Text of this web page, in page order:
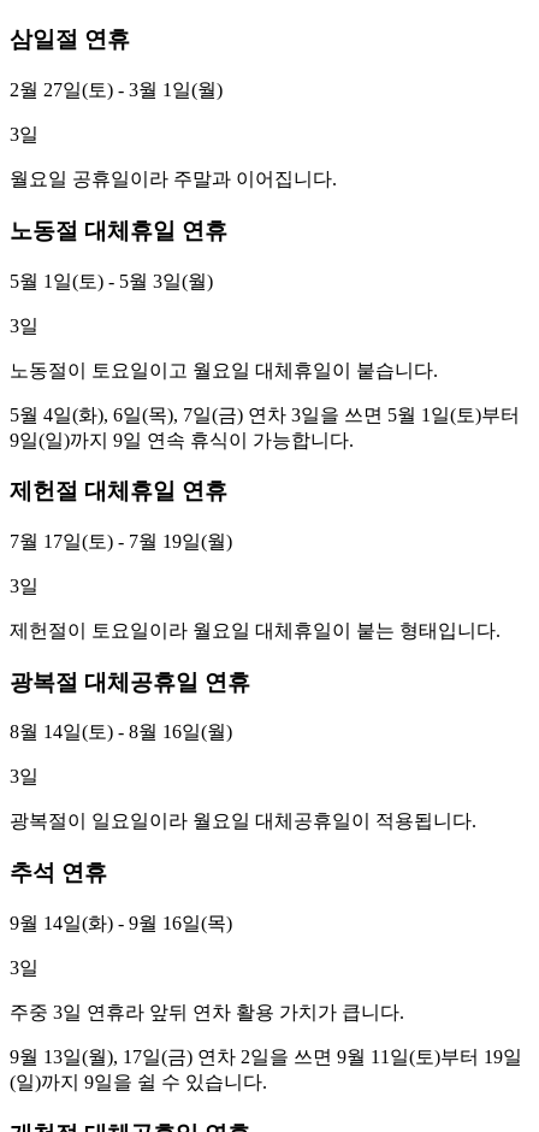
삼일절 연휴
2월 27일(토) - 3월 1일(월)
3일
월요일 공휴일이라 주말과 이어집니다.
노동절 대체휴일 연휴
5월 1일(토) - 5월 3일(월)
3일
노동절이 토요일이고 월요일 대체휴일이 붙습니다.
5월 4일(화), 6일(목), 7일(금) 연차 3일을 쓰면 5월 1일(토)부터
9일(일)까지 9일 연속 휴식이 가능합니다.
제헌절 대체휴일 연휴
7월 17일(토) - 7월 19일(월)
3일
제헌절이 토요일이라 월요일 대체휴일이 붙는 형태입니다.
광복절 대체공휴일 연휴
8월 14일(토) - 8월 16일(월)
3일
광복절이 일요일이라 월요일 대체공휴일이 적용됩니다.
추석 연휴
9월 14일(화) - 9월 16일(목)
3일
주중 3일 연휴라 앞뒤 연차 활용 가치가 큽니다.
9월 13일(월), 17일(금) 연차 2일을 쓰면 9월 11일(토)부터 19일
(일)까지 9일을 쉴 수 있습니다.